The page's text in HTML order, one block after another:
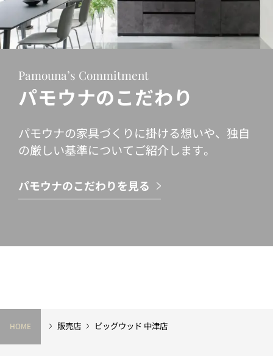
Pamouna’s Commitment
パモウナのこだわり
パモウナの家具づくりに掛ける想いや、独自
の厳しい基準についてご紹介します。
パモウナのこだわりを見る
HOME 販売店 ビッグウッド 中津店